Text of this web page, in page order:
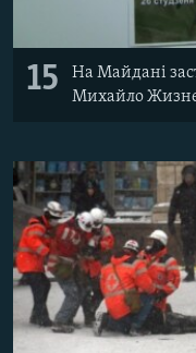
15
На Майдані
Михайло